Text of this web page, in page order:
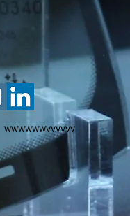
WWWWWWVVVVVV